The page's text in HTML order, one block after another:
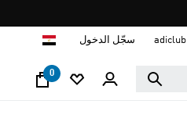
adiclub سجّل الدخول
0